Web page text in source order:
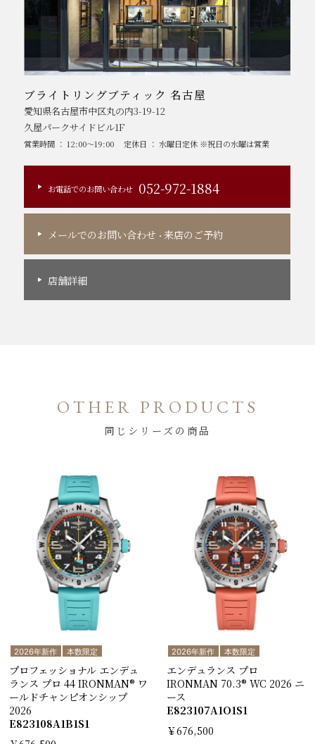
ブライトリングブティック 名古屋
愛知県名古屋市中区丸の内3-19-12
久屋パークサイドビル1F
営業時間 ： 12:00～19:00 定休日 ： 水曜日定休 ※祝日の水曜は営業
お電話でのお問い合わせ 052-972-1884
メールでのお問い合わせ ・来店のご予約
店舗詳細
OTHER PRODUCTS
同じシリーズの商品
2026年新作 本数限定
プロフェッショナル エンデュ
ランス プロ 44 IRONMAN® ワ
ールドチャンピオンシップ
2026
E823108A1B1S1
2026年新作 本数限定
エンデュランス プロ
IRONMAN 70.3® WC 2026 ニ
ース
E823107A1O1S1
￥676,500